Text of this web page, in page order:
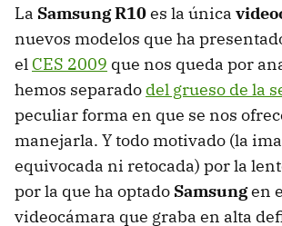
La Samsung R10es la única
nuevos modelos que ha
el CES 2009 que nos queda por
hemos separado del grueso de la
peculiar forma en que se nos
manejarla. Y todo motivado (la
equivocada ni retocada) por la
por la que ha optado Samsungen
videocámara que graba en alta